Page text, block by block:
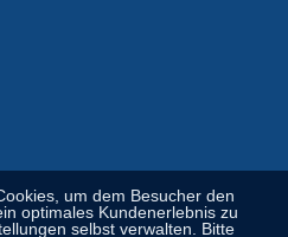
um dem Besucher den
optimales Kundenerlebnis zu
selbst verwalten. Bitte